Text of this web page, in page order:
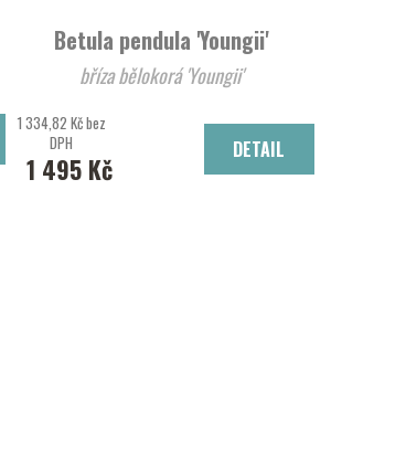
Betula pendula 'Youngii'
bříza bělokorá 'Youngii'
1 334,82 Kč bez
DPH
1 495 Kč
DETAIL